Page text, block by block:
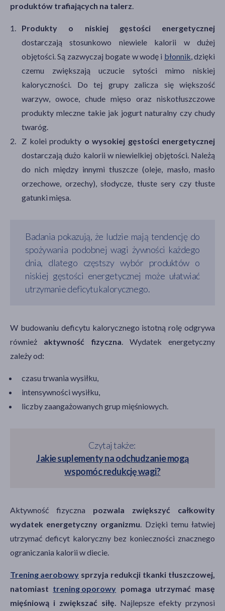
produktów trafiających na talerz.
Produkty o niskiej gęstości energetycznej
dostarczają stosunkowo niewiele kalorii w dużej
objętości. Są zazwyczaj bogate w wodę i błonnik, dzięki
czemu zwiększają uczucie sytości mimo niskiej
kaloryczności. Do tej grupy zalicza się większość
warzyw, owoce, chude mięso oraz niskotłuszczowe
produkty mleczne takie jak jogurt naturalny czy chudy
twaróg.
Z kolei produkty o wysokiej gęstości energetycznej
dostarczają dużo kalorii w niewielkiej objętości. Należą
do nich między innymi tłuszcze (oleje, masło, masło
orzechowe, orzechy), słodycze, tłuste sery czy tłuste
gatunki mięsa.
Badania pokazują, że ludzie mają tendencję do
spożywania podobnej wagi żywności każdego
dnia, dlatego częstszy wybór produktów o
niskiej gęstości energetycznej może ułatwiać
utrzymanie deficytu kalorycznego.
W budowaniu deficytu kalorycznego istotną rolę odgrywa
również aktywność fizyczna. Wydatek energetyczny
zależy od:
czasu trwania wysiłku,
intensywności wysiłku,
liczby zaangażowanych grup mięśniowych.
Czytaj także:
Jakie suplementy na odchudzanie mogą
wspomóc redukcję wagi?
Aktywność fizyczna pozwala zwiększyć całkowity
wydatek energetyczny organizmu. Dzięki temu łatwiej
utrzymać deficyt kaloryczny bez konieczności znacznego
ograniczania kalorii w diecie.
Trening aerobowy sprzyja redukcji tkanki tłuszczowej,
natomiast trening oporowy pomaga utrzymać masę
mięśniową i zwiększać siłę. Najlepsze efekty przynosi